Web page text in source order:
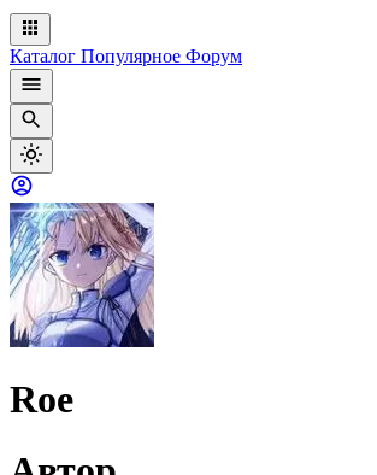
Каталог Популярное Форум
Roe